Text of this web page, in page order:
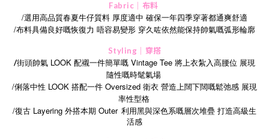
Fabric｜布料
/選用高品質春夏牛仔質料 厚度適中 確保一年四季穿著都通爽舒適
/布料具備良好嘅恢復力 唔容易變形 穿久咗依然能保持帥氣嘅弧形輪廓
Styling｜穿搭
/街頭帥氣 LOOK 配襯一件簡單嘅 Vintage Tee 將上衣紮入高腰位 展現
隨性嘅時髦氣場
/俐落中性 LOOK 搭配一件 Oversized 衛衣 營造上闊下闊嘅鬆弛感 展現
率性型格
/復古 Layering 外搭本期 Outer 利用黑與深色系嘅層次堆疊 打造高級生
活感